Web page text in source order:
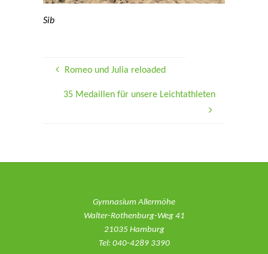
Sib
Romeo und Julia reloaded
35 Medaillen für unsere Leichtathleten
Gymnasium Allermöhe
Walter-Rothenburg-Weg 41
21035 Hamburg
Tel: 040-4289 3390